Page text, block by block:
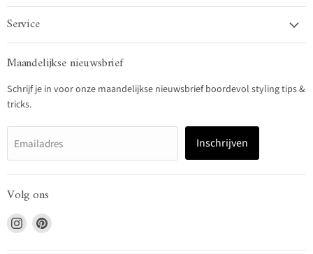
Service
Maandelijkse nieuwsbrief
Schrijf je in voor onze maandelijkse nieuwsbrief boordevol styling tips &
tricks.
Emailadres Inschrijven
Volg ons
Vind
ons
Vind